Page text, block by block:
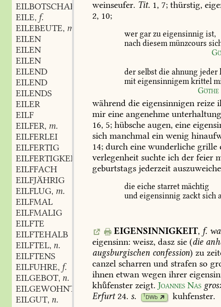
EILBOTSCHAFT
EILE, f.
EILEBEUTE, m.
EILEN
EILEN
EILEN
EILEND
EILEND
EILENDS
EILER
EILF
EILFER, m.
EILFERLEI
EILFERTIG
EILFERTIGKEIT
EILFFACH
EILFJÄHRIG
EILFLUG, m.
EILFMAL
EILFMALIG
EILFTE
EILFTEHALB
EILFTEL, n.
EILFTENS
EILFUHRE, f.
EILGEBOT, n.
EILGEWOHNT
EILGUT, n.
weinseufer. Tit. 1, 7; thürstig,
2, 10;
wer gar zu eigensinnig ist,
nach diesemmünzcours
der selbst die ahnung jeder
mit eigensinnigemkrittel
Göthe
während die eigensinnigen reize
mir eine angenehme
16, 5; hübsche augen, eine
sich manchmal ein wenig
14; durch eine wunderliche grille
verlegenheit suchte ich der feier
geburtstags jederzeit
die eiche starret mächtig
und eigensinnig zackt sich
EIGENSINNIGKEIT, f.
eigensinn: weisz, dasz sie (die
augsburgischen confession) zu
canzel scharren und strafen so
ihnen etwan wegen ihrer
khfenster zeigt. Joannes Nas
Erfurt 24. s. 1DWb kuhfenster.